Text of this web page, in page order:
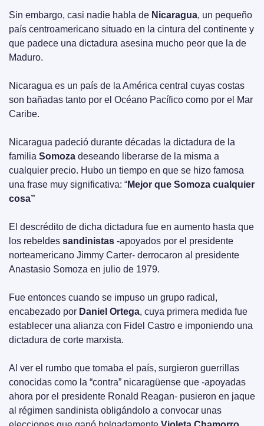
Sin embargo, casi nadie habla de Nicaragua, un pequeño
país centroamericano situado en la cintura del continente y
que padece una dictadura asesina mucho peor que la de
Maduro.
Nicaragua es un país de la América central cuyas costas
son bañadas tanto por el Océano Pacífico como por el Mar
Caribe.
Nicaragua padeció durante décadas la dictadura de la
familia Somoza deseando liberarse de la misma a
cualquier precio. Hubo un tiempo en que se hizo famosa
una frase muy significativa: “Mejor que Somoza cualquier
cosa”
El descrédito de dicha dictadura fue en aumento hasta que
los rebeldes sandinistas -apoyados por el presidente
norteamericano Jimmy Carter- derrocaron al presidente
Anastasio Somoza en julio de 1979.
Fue entonces cuando se impuso un grupo radical,
encabezado por Daniel Ortega, cuya primera medida fue
establecer una alianza con Fidel Castro e imponiendo una
dictadura de corte marxista.
Al ver el rumbo que tomaba el país, surgieron guerrillas
conocidas como la “contra” nicaragüense que -apoyadas
ahora por el presidente Ronald Reagan- pusieron en jaque
al régimen sandinista obligándolo a convocar unas